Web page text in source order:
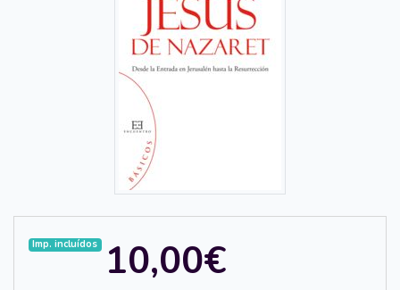
Imp. incluídos 10,00€